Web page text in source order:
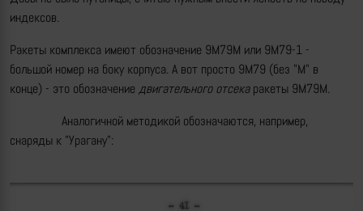
индексов.
Ракеты комплекса имеют обозначение 9М79М или 9М79-1 -
большой номер на боку корпуса. А вот просто 9М79 (без "М" в
конце) - это обозначение двигательного отсекаракеты 9М79М.
Аналогичной методикой обозначаются, например,
снаряды к "Урагану":